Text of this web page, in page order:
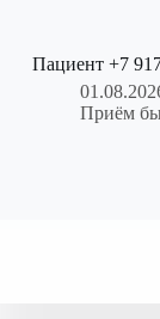
Пациент +7
Приём